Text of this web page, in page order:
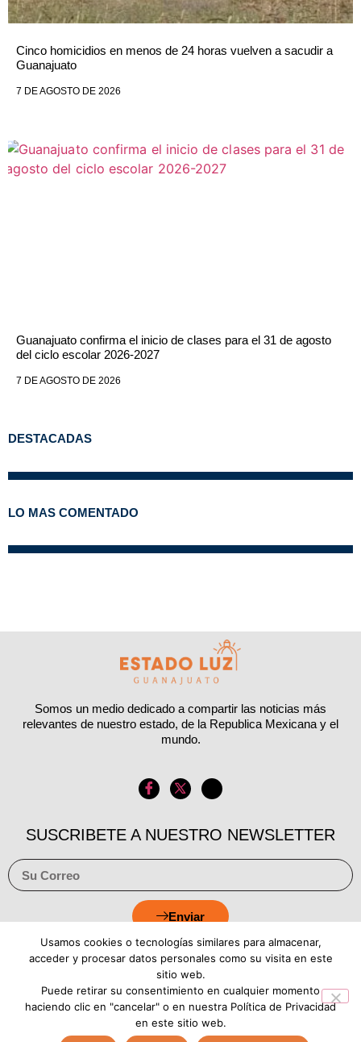
Cinco homicidios en menos de 24 horas vuelven a sacudir a
Guanajuato
7 DE AGOSTO DE 2026
Guanajuato confirma el inicio de clases para el 31 de agosto
del ciclo escolar 2026-2027
7 DE AGOSTO DE 2026
DESTACADAS
LO MAS COMENTADO
Somos un medio dedicado a compartir las noticias más
relevantes de nuestro estado, de la Republica Mexicana y el
mundo.
SUSCRIBETE A NUESTRO NEWSLETTER
Enviar
Aviso de Privacidad Política de Cookies
Usamos cookies o tecnologías similares para almacenar,
acceder y procesar datos personales como su visita en este
sitio web.
Puede retirar su consentimiento en cualquier momento
haciendo clic en "cancelar" o en nuestra Política de Privacidad
en este sitio web.